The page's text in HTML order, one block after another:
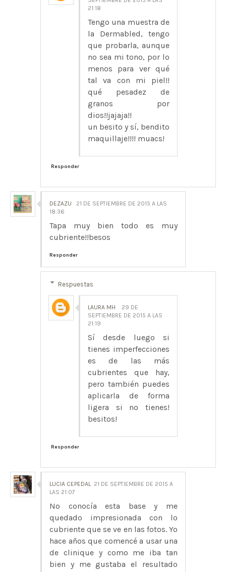
21:18
Tengo una muestra de
la Dermabled, tengo
que probarla, aunque
no sea mi tono, por lo
menos para ver qué
tal va con mi piel!!
qué pesadez de
granos por
dios!!jajaja!!
un besito y sí, bendito
maquillaje!!!! muacs!
Responder
DEZAZU
21 DE SEPTIEMBRE DE 2015 A LAS
18:36
Tapa muy bien todo es muy
cubriente!!besos
Responder
Respuestas
LAURA MH
29 DE
SEPTIEMBRE DE 2015 A LAS
21:19
Sí desde luego si
tienes imperfecciones
es de las más
cubrientes que hay,
pero también puedes
aplicarla de forma
ligera si no tienes!
besitos!
Responder
LUCIA CEPEDAL 21 DE SEPTIEMBRE DE 2015 A
LAS 21:07
No conocía esta base y me
quedado impresionada con lo
cubriente que se ve en las fotos. Yo
hace años que comencé a usar una
de clinique y como me iba tan
bien y me gustaba el resultado